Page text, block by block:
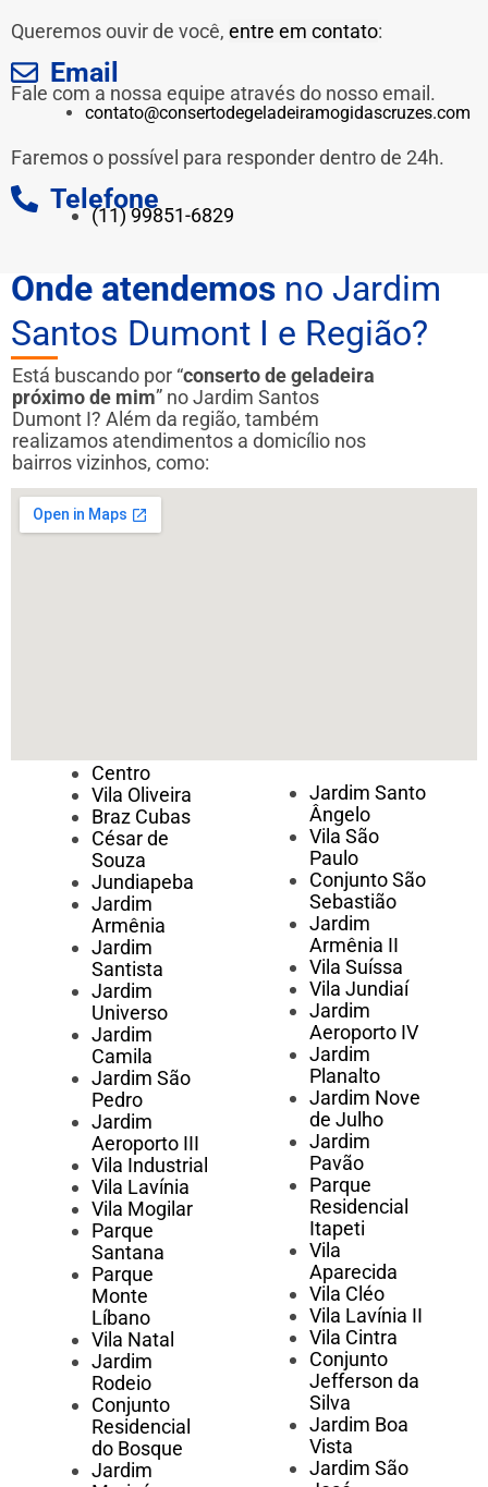
Queremos ouvir de você, entre em contato:
Email
Fale com a nossa equipe através do nosso email.
contato@consertodegeladeiramogidascruzes.com
Faremos o possível para responder dentro de 24h.
Telefone
(11) 99851-6829
Onde atendemos no Jardim
Santos Dumont I e Região?
Está buscando por “conserto de geladeira
próximo de mim” no Jardim Santos
Dumont I? Além da região, também
realizamos atendimentos a domicílio nos
bairros vizinhos, como:
Centro
Vila Oliveira
Braz Cubas
César de
Souza
Jundiapeba
Jardim
Armênia
Jardim
Santista
Jardim
Universo
Jardim
Camila
Jardim São
Pedro
Jardim
Aeroporto III
Vila Industrial
Vila Lavínia
Vila Mogilar
Parque
Santana
Parque
Monte
Líbano
Vila Natal
Jardim
Rodeio
Conjunto
Residencial
do Bosque
Jardim
Jardim Santo
Ângelo
Vila São
Paulo
Conjunto São
Sebastião
Jardim
Armênia II
Vila Suíssa
Vila Jundiaí
Jardim
Aeroporto IV
Jardim
Planalto
Jardim Nove
de Julho
Jardim
Pavão
Parque
Residencial
Itapeti
Vila
Aparecida
Vila Cléo
Vila Lavínia II
Vila Cintra
Conjunto
Jefferson da
Silva
Jardim Boa
Vista
Jardim São